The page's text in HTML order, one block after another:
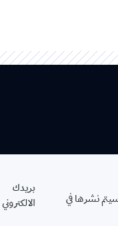
الالكتروني